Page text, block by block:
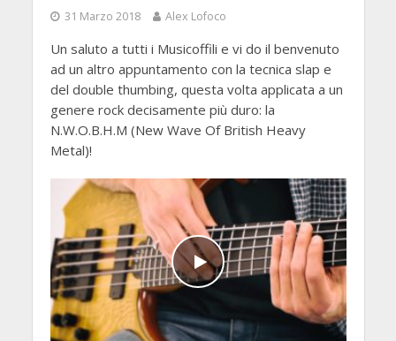
31 Marzo 2018 Alex Lofoco
Un saluto a tutti i Musicoffili e vi do il benvenuto
ad un altro appuntamento con la tecnica slap e
del double thumbing, questa volta applicata a un
genere rock decisamente più duro: la
N.W.O.B.H.M (New Wave Of British Heavy
Metal)!